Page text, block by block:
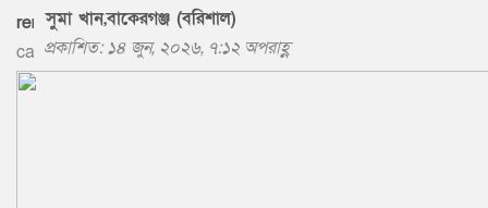
সুমা খান,বাকেরগঞ্জ (বরিশাল)
প্রকাশিত: ১৪ জুন, ২০২৬, ৭:১২ অপরাহ্ণ